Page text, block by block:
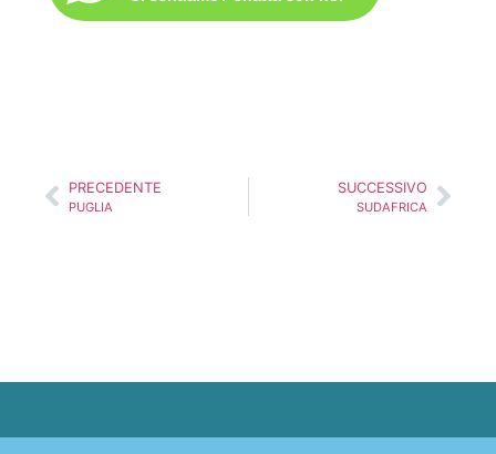
PRECEDENTE
PUGLIA
SUCCESSIVO
SUDAFRICA